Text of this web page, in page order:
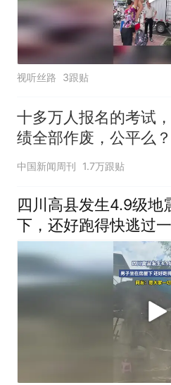
视听丝路 3跟贴
十多万人报名的考试
绩全部作废，公平么？
中国新闻周刊 1.7万跟贴
四川高县发生4.9级地
下，还好跑得快逃过